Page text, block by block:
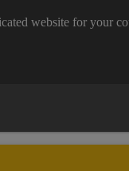
website for your